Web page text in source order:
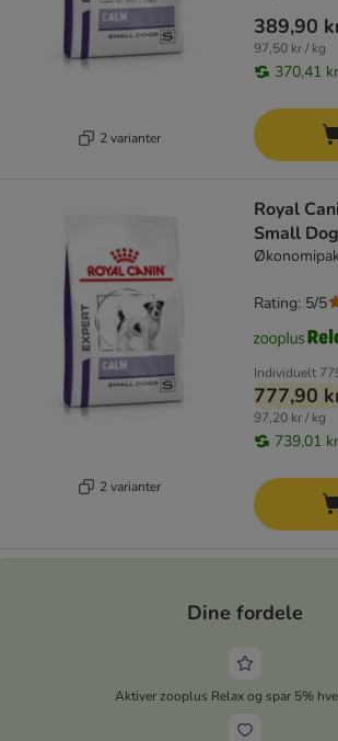
2 varianter
389,90
97,50 kr / kg
370,41 kr
2 varianter
Royal
Small Dog
Individuelt
777,90
97,20 kr / kg
739,01 kr
Rating: 5/5
Dine fordele
Aktiver zooplus Relax og spar 5%